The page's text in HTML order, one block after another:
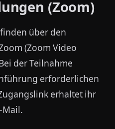
(Zoom)
über den
(Zoom Video
der Teilnahme
erforderlichen
erhaltet ihr
Mail.